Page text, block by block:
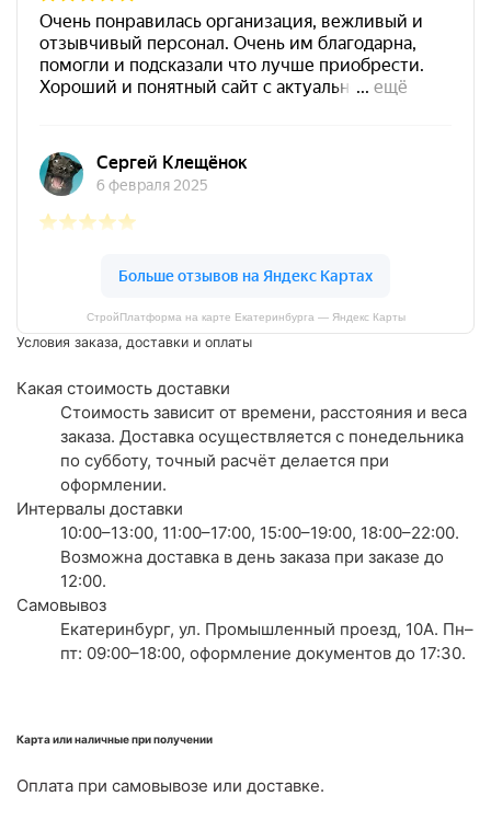
СтройПлатформа на карте Екатеринбурга — Яндекс Карты
Условия заказа, доставки и оплаты
Какая стоимость доставки
Стоимость зависит от времени, расстояния и веса
заказа. Доставка осуществляется с понедельника
по субботу, точный расчёт делается при
оформлении.
Интервалы доставки
10:00–13:00, 11:00–17:00, 15:00–19:00, 18:00–22:00.
Возможна доставка в день заказа при заказе до
12:00.
Самовывоз
Екатеринбург, ул. Промышленный проезд, 10А. Пн–
пт: 09:00–18:00, оформление документов до 17:30.
Карта или наличные при получении
Оплата при самовывозе или доставке.